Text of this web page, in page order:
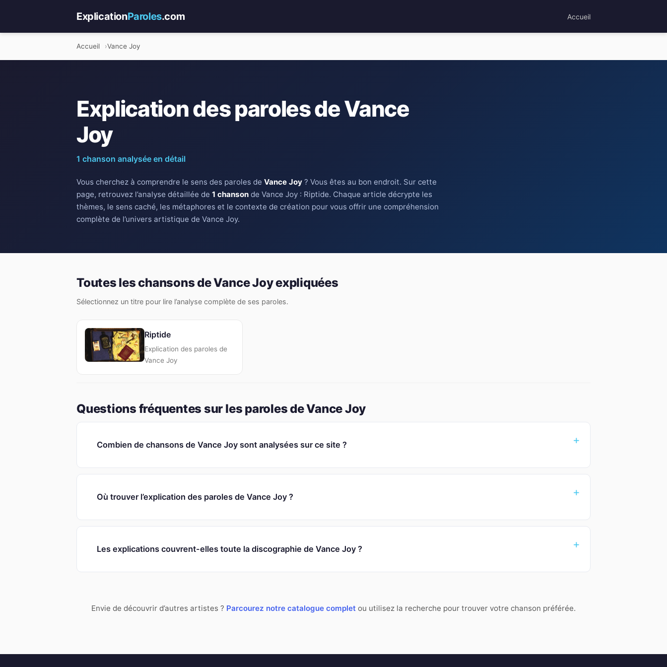
ExplicationParoles.com Accueil
Accueil Vance Joy
Explication des paroles de Vance
Joy
1 chanson analysée en détail
Vous cherchez à comprendre le sens des paroles de Vance Joy ? Vous êtes au bon endroit. Sur cette
page, retrouvez l’analyse détaillée de 1 chanson de Vance Joy : Riptide. Chaque article décrypte les
thèmes, le sens caché, les métaphores et le contexte de création pour vous offrir une compréhension
complète de l’univers artistique de Vance Joy.
Toutes les chansons de Vance Joy expliquées
Sélectionnez un titre pour lire l’analyse complète de ses paroles.
Riptide
Explication des paroles de
Vance Joy
Questions fréquentes sur les paroles de Vance Joy
Combien de chansons de Vance Joy sont analysées sur ce site ?
Où trouver l’explication des paroles de Vance Joy ?
Les explications couvrent-elles toute la discographie de Vance Joy ?
Envie de découvrir d’autres artistes ? Parcourez notre catalogue complet ou utilisez la recherche pour trouver votre chanson préférée.